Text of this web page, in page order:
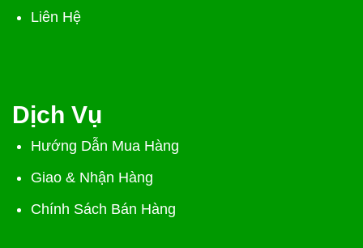
Liên Hệ
Dịch Vụ
Hướng Dẫn Mua Hàng
Giao & Nhận Hàng
Chính Sách Bán Hàng